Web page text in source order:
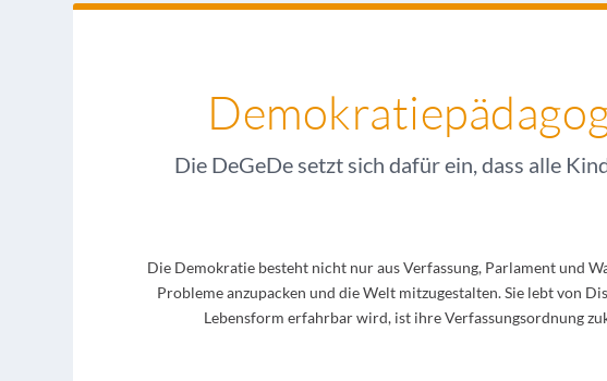
Die DeGeDe setzt sich dafür ein, dass alle
Die Demokratie besteht nicht nur aus Verfassung, Parlament und
Probleme anzupacken und die Welt mitzugestalten. Sie lebt von
Lebensform erfahrbar wird, ist ihre Verfassungsordnung